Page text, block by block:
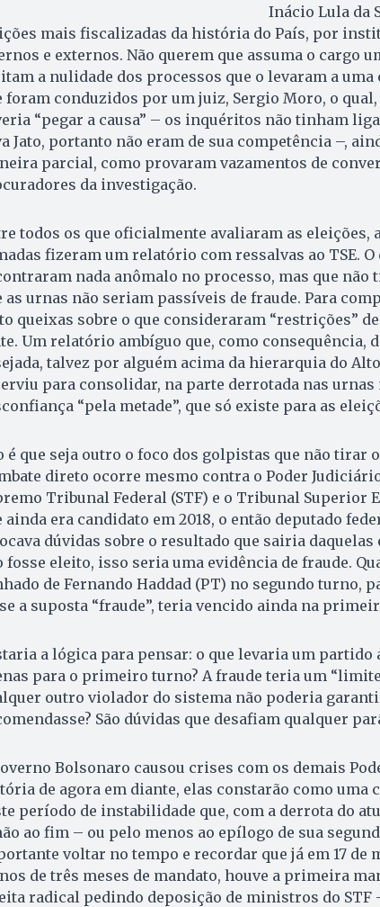
Inácio Lula da
mais fiscalizadas da história do País, por
e externos. Não querem que assuma o cargo
a nulidade dos processos que o levaram a uma
foram conduzidos por um juiz, Sergio Moro, o qual,
“pegar a causa” – os inquéritos não tinham
Jato, portanto não eram de sua competência –,
parcial, como provaram vazamentos de
da investigação.
todos os que oficialmente avaliaram as eleições,
fizeram um relatório com ressalvas ao TSE. O
nada anômalo no processo, mas que
as urnas não seriam passíveis de fraude. Para
queixas sobre o que consideraram “restrições”
Um relatório ambíguo que, como consequência,
talvez por alguém acima da hierarquia do
para consolidar, na parte derrotada nas urnas
“pela metade”, que só existe para as
é que seja outro o foco dos golpistas que não tirar
direto ocorre mesmo contra o Poder
Tribunal Federal (STF) e o Tribunal Superior
ainda era candidato em 2018, o então deputado
dúvidas sobre o resultado que sairia daquelas
fosse eleito, isso seria uma evidência de fraude.
de Fernando Haddad (PT) no segundo turno,
a suposta “fraude”, teria vencido ainda na
a lógica para pensar: o que levaria um partido
para o primeiro turno? A fraude teria um
outro violador do sistema não poderia
São dúvidas que desafiam qualquer
Bolsonaro causou crises com os demais
de agora em diante, elas constarão como uma
período de instabilidade que, com a derrota do
ao fim – ou pelo menos ao epílogo de sua
voltar no tempo e recordar que já em 17 de
de três meses de mandato, houve a primeira
radical pedindo deposição de ministros do STF